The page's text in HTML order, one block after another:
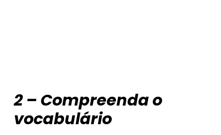
2 – Compreenda o
vocabulário